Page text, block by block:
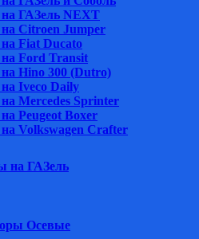
ГАЗель NEXT
Citroen Jumper
Fiat Ducato
Ford Transit
Hino 300 (Dutro)
Iveco Daily
Mercedes Sprinter
Peugeot Boxer
Volkswagen Crafter
на ГАЗель
Осевые